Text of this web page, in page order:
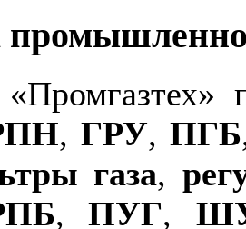
, ГРУ, ПГБ
газа,
,ПУГ,